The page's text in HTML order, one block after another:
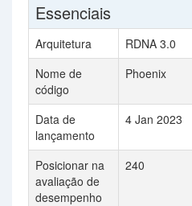
Essenciais
Arquitetura RDNA 3.0
Nome de
código
Phoenix
Data de
lançamento
4 Jan 2023
Posicionar na
avaliação de
desempenho
240